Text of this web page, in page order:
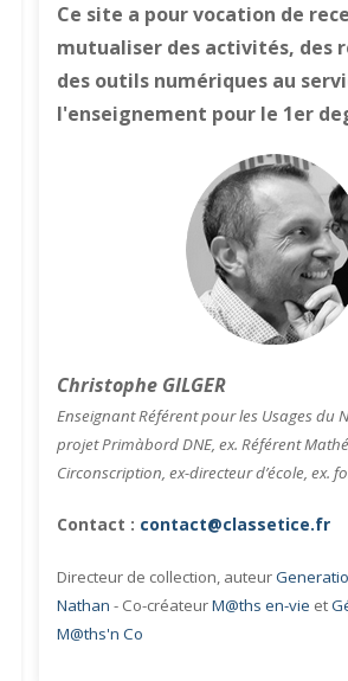
Ce site a pour vocation de
mutualiser des activités, des
des outils numériques au
l'enseignement pour le 1er
Christophe GILGER
Enseignant Référent pour les Usages du
projet Primàbord DNE, ex. Référent
Circonscription, ex-directeur d’école, ex.
Contact : contact@classetice.fr
Directeur de collection, auteur
Nathan - Co-créateurM@ths en-vie et
M@ths'n Co